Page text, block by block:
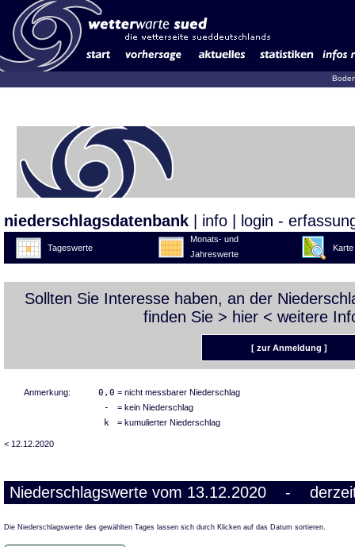
niederschlagsdatenbank info login -
Tageswerte
Monats- und
Jahreswerte
Karte
Sollten Sie Interesse haben, an der
finden Sie > hier < weitere
[ zur Anmeldung ]
Anmerkung: 0,0 = nicht messbarer Niederschlag
- = kein Niederschlag
k = kumulierter Niederschlag
< 12.12.2020
Niederschlagswerte vom 13.12.2020 -
Die Niederschlagswerte des gewählten Tages lassen sich durch Klicken auf das Datum sortieren.